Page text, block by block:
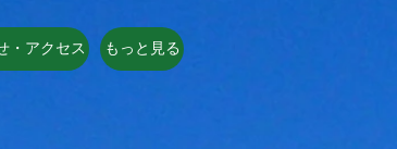
・アクセス もっと見る